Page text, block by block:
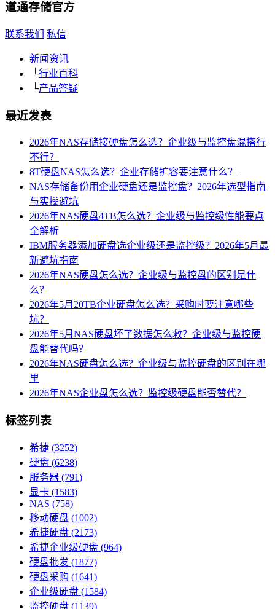
道通存储官方
联系我们 私信
新闻资讯
└行业百科
└产品答疑
最近发表
2026年NAS存储接硬盘怎么选？企业级与监控盘混搭行
不行？
8T硬盘NAS怎么选？企业存储扩容要注意什么？
NAS存储备份用企业硬盘还是监控盘？2026年选型指南
与实操避坑
2026年NAS硬盘4TB怎么选？企业级与监控级性能要点
全解析
IBM服务器添加硬盘选企业级还是监控级？2026年5月最
新避坑指南
2026年NAS硬盘怎么选？企业级与监控盘的区别是什
么？
2026年5月20TB企业硬盘怎么选？采购时要注意哪些
坑？
2026年5月NAS硬盘坏了数据怎么救？企业级与监控硬
盘能替代吗？
2026年NAS硬盘怎么选？企业级与监控硬盘的区别在哪
里
2026年NAS企业盘怎么选？监控级硬盘能否替代？
标签列表
希捷 (3252)
硬盘 (6238)
服务器 (791)
显卡 (1583)
NAS (758)
移动硬盘 (1002)
希捷硬盘 (2173)
希捷企业级硬盘 (964)
硬盘批发 (1877)
硬盘采购 (1641)
企业级硬盘 (1584)
监控硬盘 (1139)